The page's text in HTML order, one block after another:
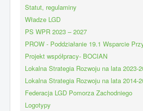
Statut, regulaminy
Władze LGD
PS WPR 2023 – 2027
PROW - Poddziałanie 19.1 Wsparcie
Projekt współpracy- BOCIAN
Lokalna Strategia Rozwoju na lata 2023-
Lokalna Strategia Rozwoju na lata 2014-
Federacja LGD Pomorza Zachodniego
Logotypy